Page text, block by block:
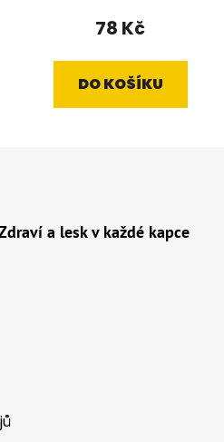
78 Kč
DO KOŠÍKU
a lesk v každé kapce